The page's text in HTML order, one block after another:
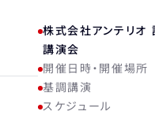
株式会社アンテリ
講演会
開催日時・開催場所
基調講演
スケジュール